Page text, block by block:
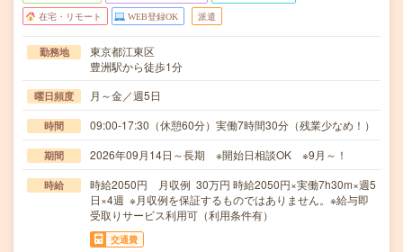
在宅・リモート WEB登録OK 派遣
勤務地
東京都江東区
豊洲駅から徒歩1分
曜日頻度 月～金／週5日
時間 09:00-17:30（休憩60分）実働7時間30分（残業少なめ！）
期間 2026年09月14日～長期 ※開始日相談OK ※9月～！
時給
時給2050円 月収例 30万円 時給2050円×実働7h30m×週5
日×4週 ※月収例を保証するものではありません。※給与即
受取りサービス利用可（利用条件有）
交通費